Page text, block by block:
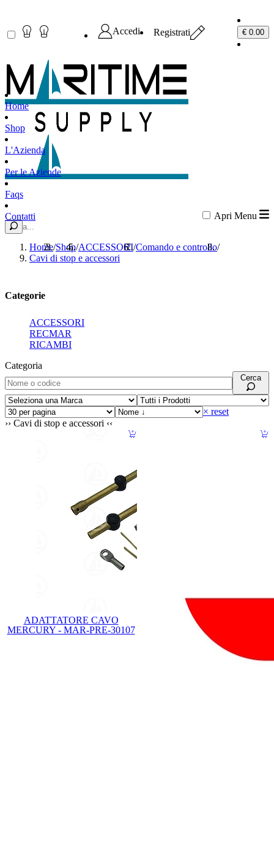
Accedi Registrati € 0.00
Nome o codice
Cerca
Apri Menu
Home
Shop
L'Azienda
Per le Aziende
Faqs
Contatti
Home/Shop/ACCESSORI/Comando e controllo/
Cavi di stop e accessori
Categorie
ACCESSORI
RECMAR
RICAMBI
Categoria
Cerca
× reset
Cavi di stop e accessori
ADATTATORE CAVO
MERCURY - MAR-PRE-30107